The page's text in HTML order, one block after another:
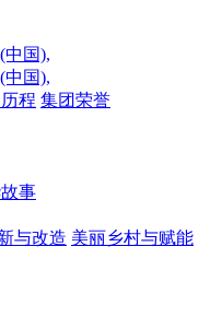
中国),
中国),
程 集团荣誉
事
与改造 美丽乡村与赋能